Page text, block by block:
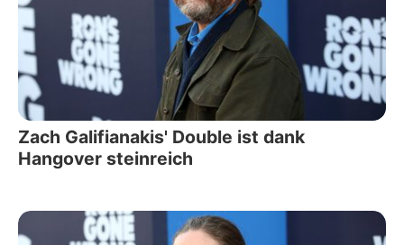
Zach Galifianakis' Double ist dank
Hangover steinreich